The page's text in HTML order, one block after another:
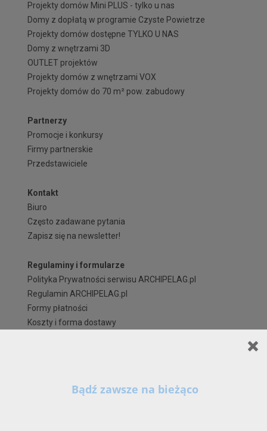
Szanowni Państwo,
Projekty domów Mini PLUS - tylko u nas
Domy z dopłatą w programie Czyste Powietrze
Projekty domów dostępne TYLKO U NAS
Domy z wnętrzami 3D
OUTLET projektów
Projekty domów z wnętrzami VOX
Projekty domów do 70 m² pow. zabudowy
Partnerzy
Promocje i konkursy
Firmy partnerskie
Przedstawiciele
Kontakt
Biuro
Często zadawane pytania
Zapisz się na newsletter!
Regulaminy i formularze
Polityka Prywatności serwisu ARCHIPELAG.pl
Regulamin ARCHIPELAG.pl
Formy płatności
Koszty i forma dostawy